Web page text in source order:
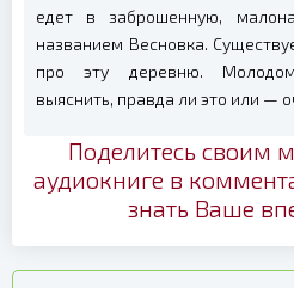
едет в заброшенную,
названием Весновка.
про эту деревню.
выяснить, правда ли это или —
Поделитесь своим
аудиокниге в
знать Ваше